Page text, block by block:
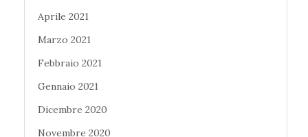
Aprile 2021
Marzo 2021
Febbraio 2021
Gennaio 2021
Dicembre 2020
Novembre 2020